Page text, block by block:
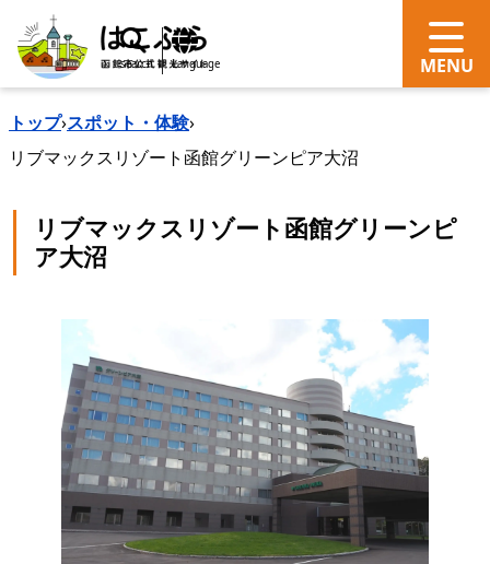
search Language
トップ›スポット・体験›
リブマックスリゾート函館グリーンピア大沼
リブマックスリゾート函館グリーンピ
ア大沼